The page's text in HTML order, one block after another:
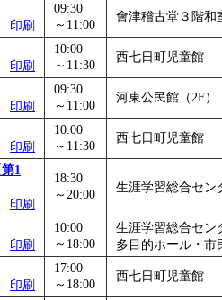
間：～2026/12/03
印刷
09:30
～11:00
會津稽古堂３階和
印刷
10:00
～11:30
西七日町児童館
印刷
09:30
～11:00
河東公民館（2F）
印刷
10:00
～11:30
西七日町児童館
1
印刷
18:30
～20:00
生涯学習総合セン
印刷
10:00
～18:00
生涯学習総合セン
多目的ホール・市
印刷
17:00
～18:00
西七日町児童館